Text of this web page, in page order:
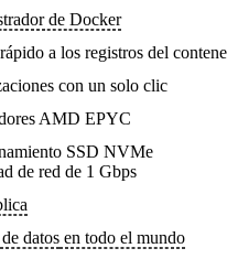
de Docker
a los registros del
con un solo clic
AMD EPYC
SSD NVMe
de red de 1 Gbps
datos en todo el mundo